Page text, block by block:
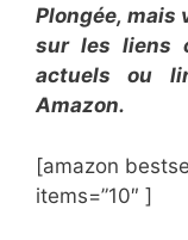
Plongée, mais
sur les liens
actuels ou
Amazon.
[amazon
items=”10″ ]